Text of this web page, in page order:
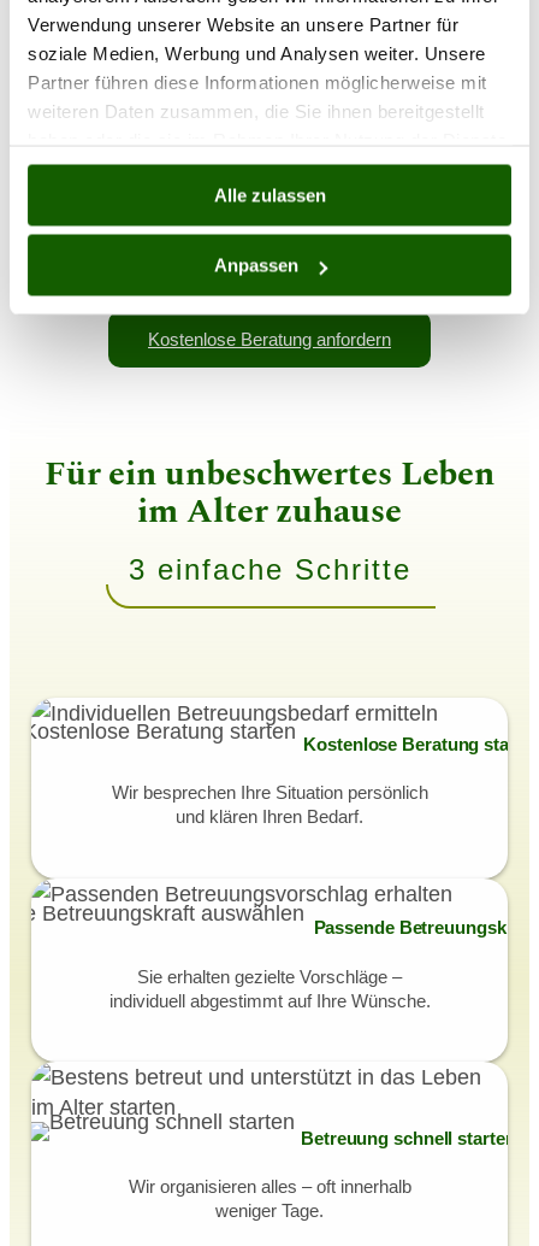
Verwendung unserer Website an unsere Partner für
soziale Medien, Werbung und Analysen weiter. Unsere
Partner führen diese Informationen möglicherweise mit
weiteren Daten zusammen, die Sie ihnen bereitgestellt
gesammelt haben.
Alle zulassen
Anpassen
Wir organisieren die passende Betreuungslösung oft
innerhalb weniger Tage.
Alle Betreuungskräfte sind sozialversichert und arbeiten auf
legaler Basis.
Kostenlose Beratung anfordern
Für ein unbeschwertes Leben
im Alter zuhause
3 einfache Schritte
Kostenlose Beratung
Wir besprechen Ihre Situation persönlich
und klären Ihren Bedarf.
Passende
Sie erhalten gezielte Vorschläge –
individuell abgestimmt auf Ihre Wünsche.
Betreuung schnell starten
Wir organisieren alles – oft innerhalb
weniger Tage.